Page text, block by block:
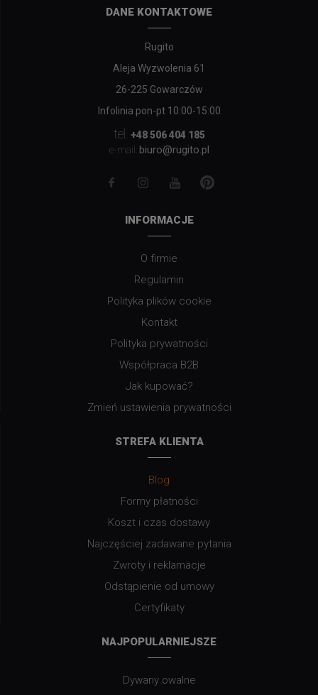
DANE KONTAKTOWE
Rugito
Aleja Wyzwolenia 61
26-225 Gowarczów
Infolinia pon-pt 10:00-15:00
tel.
+48 506 404 185
e-mail: biuro@rugito.pl
INFORMACJE
O firmie
Regulamin
Polityka plików cookie
Kontakt
Polityka prywatności
Współpraca B2B
Jak kupować?
Zmień ustawienia prywatności
STREFA KLIENTA
Blog
Formy płatności
Koszt i czas dostawy
Najczęściej zadawane pytania
Zwroty i reklamacje
Odstąpienie od umowy
Certyfikaty
NAJPOPULARNIEJSZE
Dywany owalne